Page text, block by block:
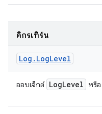
คิกรีเทิร์น
Log . LogLevel
ออบเจ็กต์ LogLevel หรือ